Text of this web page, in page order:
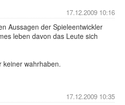
17.12.2009 10:16
Aussagen der Spieleentwickler
leben davon das Leute sich
keiner wahrhaben.
17.12.2009 10:35